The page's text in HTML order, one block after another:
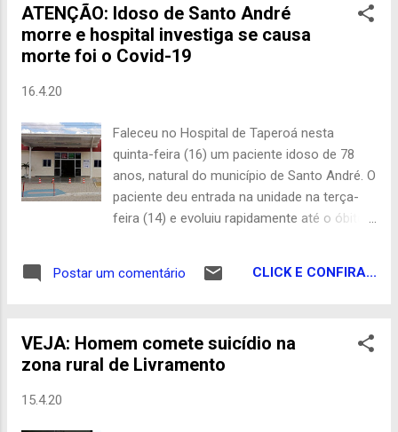
votaram a abertura de crédito especial no
valor de R$ 754.000,00 oriundos da Cessão
onerosa do pré-sal. Redação Com
ATENÇÃO: Idoso de Santo André
morre e hospital investiga se causa
morte foi o Covid-19
16.4.20
Faleceu no Hospital de Taperoá nesta
quinta-feira (16) um paciente idoso de 78
anos, natural do município de Santo André. O
paciente deu entrada na unidade na terça-
feira (14) e evoluiu rapidamente até o óbito
pelo portal De Olho no Cariri com o médico e
histórico clínico a exemplo de hipertensão,
asma, quadro cardiopático e psiquiátrico,
Postar um comentário CLICK E CONFIRA...
VEJA: Homem comete suicídio na
zona rural de Livramento
15.4.20